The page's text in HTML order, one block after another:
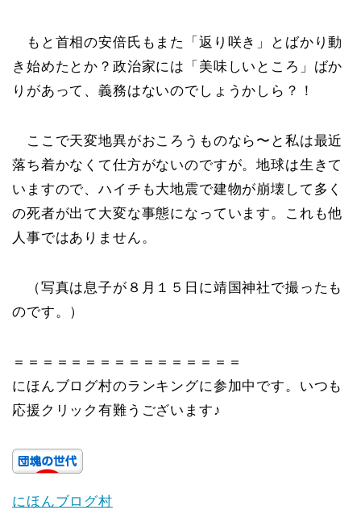
もと首相の安倍氏もまた「返り咲き」とばかり動
き始めたとか？政治家には「美味しいところ」ばか
りがあって、義務はないのでしょうかしら？！
ここで天変地異がおころうものなら〜と私は最近
落ち着かなくて仕方がないのですが。地球は生きて
いますので、ハイチも大地震で建物が崩壊して多く
の死者が出て大変な事態になっています。これも他
人事ではありません。
（写真は息子が８月１５日に靖国神社で撮ったも
のです。）
＝＝＝＝＝＝＝＝＝＝＝＝＝＝＝＝
にほんブログ村のランキングに参加中です。いつも
応援クリック有難うございます♪
にほんブログ村